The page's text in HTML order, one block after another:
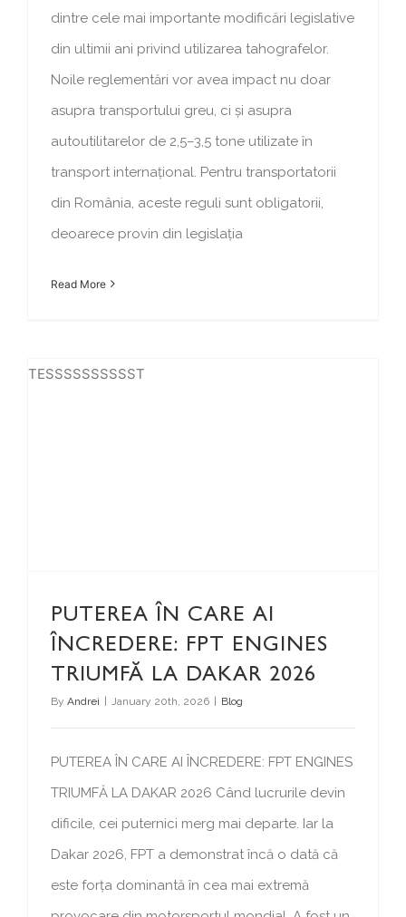
dintre cele mai importante modificări legislative
din ultimii ani privind utilizarea tahografelor.
Noile reglementări vor avea impact nu doar
asupra transportului greu, ci și asupra
autoutilitarelor de 2,5–3,5 tone utilizate în
transport internațional. Pentru transportatorii
din România, aceste reguli sunt obligatorii,
deoarece provin din legislația
Read More
TESSSSSSSSSST
PUTEREA ÎN CARE AI
ÎNCREDERE: FPT ENGINES
TRIUMFĂ LA DAKAR 2026
By Andrei January 20th, 2026 Blog
PUTEREA ÎN CARE AI ÎNCREDERE: FPT ENGINES
TRIUMFĂ LA DAKAR 2026 Când lucrurile devin
dificile, cei puternici merg mai departe. Iar la
Dakar 2026, FPT a demonstrat încă o dată că
este forța dominantă în cea mai extremă